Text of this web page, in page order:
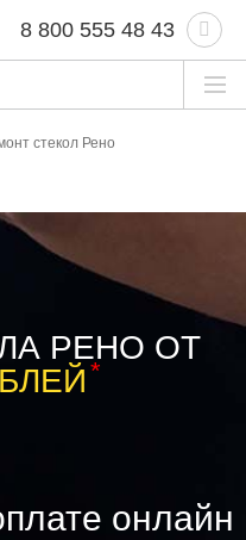
8 800 555 48 43
стекол Рено
РЕНО ОТ
*
онлайн